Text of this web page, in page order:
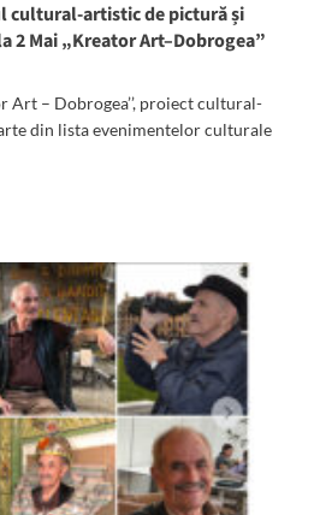
cultural-artistic de pictură și
2 Mai „Kreator Art–Dobrogea”
Art – Dobrogea’’, proiect cultural-
din lista evenimentelor culturale